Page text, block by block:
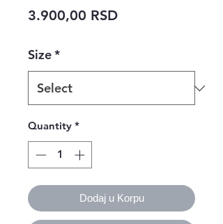
3.900,00 RSDPrice
Size*
Quantity *
Dodaj u Korpu